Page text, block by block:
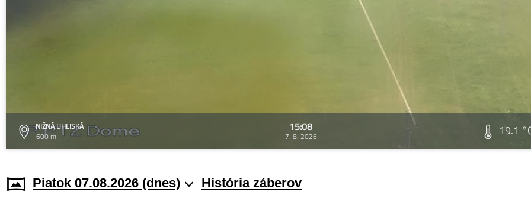
NIŽNÁ UHLISKÁ
600 m
15:08
7. 8. 2026 19.1
Piatok 07.08.2026 (dnes) História záberov